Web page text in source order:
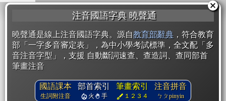
注音國語字典 曉聲通
曉聲通是線上注音國語字典。源自教育部辭典 ，符合教育
部「一字多音審定表」，為中小學考試標準，全文配「多
音注音字型」，支援 自動斷詞速查、查造詞、查同部首
筆畫注音
國語課本
生詞附注音
部首索引
火 手
筆畫索引
１２３４
注音拼音
ㄅㄆpinyin